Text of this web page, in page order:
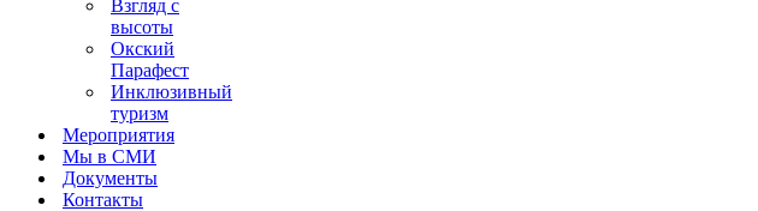
Взгляд с
высоты
Окский
Парафест
Инклюзивный
туризм
Мероприятия
Мы в СМИ
Документы
Контакты